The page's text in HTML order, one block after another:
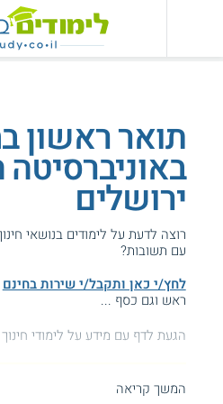
תואר ראשון
ירושלים
רוצה לדעת על לימודים בנושאי
עם תשובות?
לחץ/י כאן ותקבל/י שירות בחינם
ראש וגם כסף ...
הגעת לדף עם מידע על לימודי
המשך קריאה